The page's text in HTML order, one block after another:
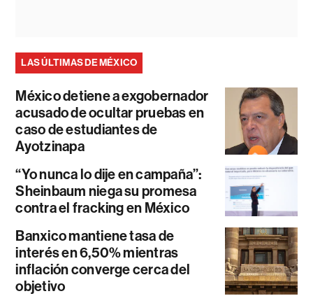
LAS ÚLTIMAS DE MÉXICO
México detiene a exgobernador
acusado de ocultar pruebas en
caso de estudiantes de
Ayotzinapa
“Yo nunca lo dije en campaña”:
Sheinbaum niega su promesa
contra el fracking en México
Banxico mantiene tasa de
interés en 6,50% mientras
inflación converge cerca del
objetivo